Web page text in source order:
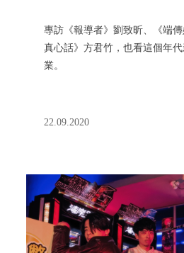
專訪《報導者》劉致昕、《端
真心話》方君竹，也看這個年
業。
22.09.2020